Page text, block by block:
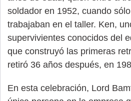
soldador en 1952, cuando
trabajaban en el taller. Ken,
supervivientes conocidos del
que construyó las primeras
retiró 36 años después, en
En esta celebración, Lord